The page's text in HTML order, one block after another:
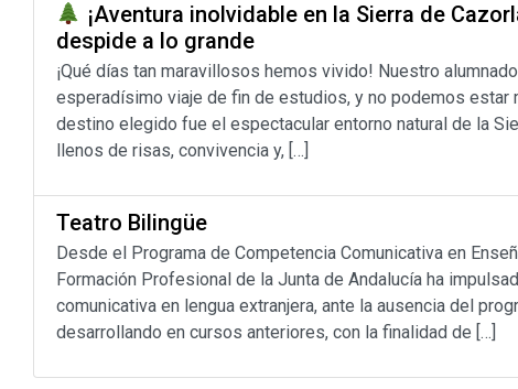
¡Aventura inolvidable en la Sierra de
despide a lo grande
¡Qué días tan maravillosos hemos vivido! Nuestro
esperadísimo viaje de fin de estudios, y no podemos
destino elegido fue el espectacular entorno natural de la
llenos de risas, convivencia y, […]
Teatro Bilingüe
Desde el Programa de Competencia Comunicativa en
Formación Profesional de la Junta de Andalucía ha
comunicativa en lengua extranjera, ante la ausencia del
desarrollando en cursos anteriores, con la finalidad de […]